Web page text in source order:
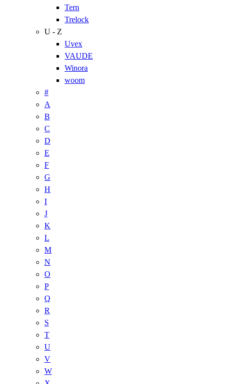
Tern
Trelock
U - Z
Uvex
VAUDE
Winora
woom
#
A
B
C
D
E
F
G
H
I
J
K
L
M
N
O
P
Q
R
S
T
U
V
W